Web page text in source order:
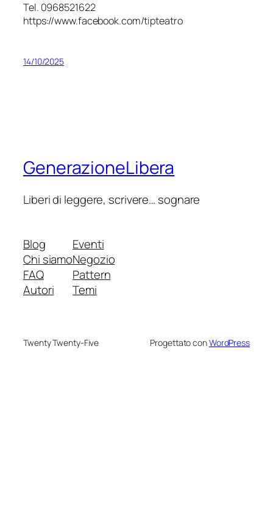
Tel. 0968521622
https://www.facebook.com/tipteatro
14/10/2025
GenerazioneLibera
Liberi di leggere, scrivere… sognare
Blog
Chi siamo
FAQ
Autori
Eventi
Negozio
Pattern
Temi
Twenty Twenty-Five Progettato conWordPress